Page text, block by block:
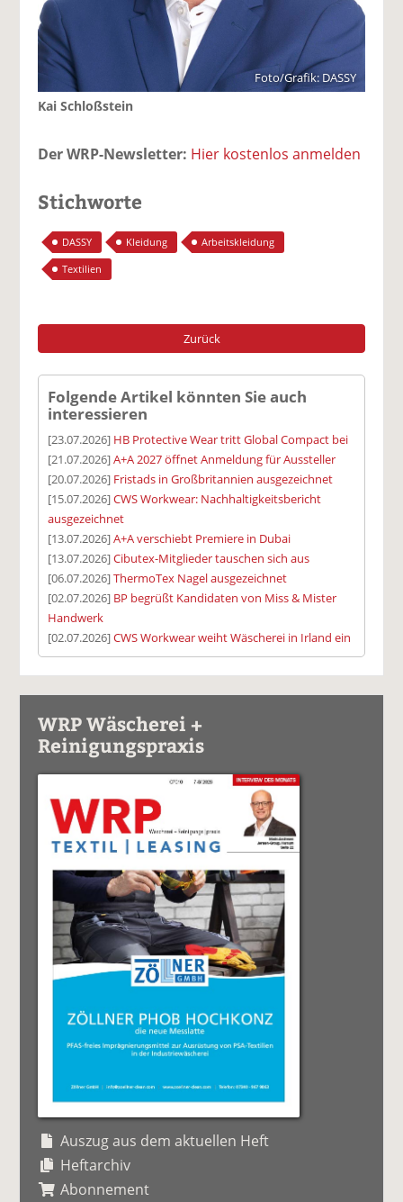
Foto/Grafik: DASSY
Kai Schloßstein
Der WRP-Newsletter: Hier kostenlos anmelden
Stichworte
DASSY Kleidung
Arbeitskleidung
Textilien
Zurück
Folgende Artikel könnten Sie auch
interessieren
[23.07.2026] HB Protective Wear tritt Global Compact bei
[21.07.2026]A+A 2027 öffnet Anmeldung für Aussteller
[20.07.2026] Fristads in Großbritannien ausgezeichnet
[15.07.2026]CWS Workwear: Nachhaltigkeitsbericht
ausgezeichnet
[13.07.2026]A+A verschiebt Premiere in Dubai
[13.07.2026]Cibutex-Mitglieder tauschen sich aus
[06.07.2026]ThermoTex Nagel ausgezeichnet
[02.07.2026] BP begrüßt Kandidaten von Miss & Mister
Handwerk
[02.07.2026]CWS Workwear weiht Wäscherei in Irland ein
WRP Wäscherei +
Reinigungspraxis
Auszug aus dem aktuellen Heft
Heftarchiv
Abonnement